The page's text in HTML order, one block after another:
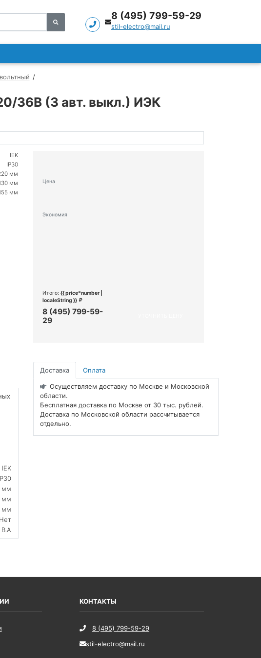
8 (495) 799-59-29
stil-electro@mail.ru
36В (3 авт. выкл.) ИЭК
IEK
IP30
мм
мм
мм
Цена
Экономия
Итого: {{ price*number |
localeString }}
8 (495) 799-59-
29
Доставка Оплата
Осуществляем доставку по Москве и Московской
области.
Бесплатная доставка по Москве от 30 тыс. рублей.
Доставка по Московской области рассчитывается
отдельно.
IEK
мм
мм
мм
Нет
В.А
КОНТАКТЫ
8 (495) 799-59-29
stil-electro@mail.ru